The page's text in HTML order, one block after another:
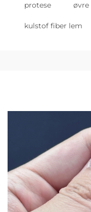
protese øvre
kulstof fiber lem